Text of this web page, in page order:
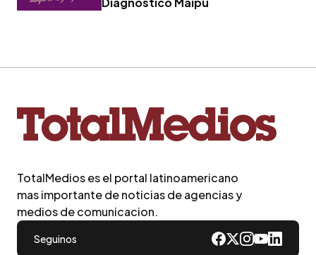
TotalMedios es el portal latinoamericano
mas importante de noticias de agencias y
medios de comunicacion.
Seguinos